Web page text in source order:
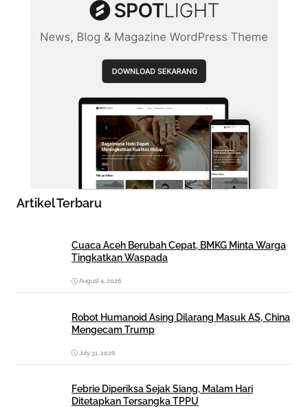
Artikel Terbaru
Cuaca Aceh Berubah Cepat, BMKG Minta Warga
Tingkatkan Waspada
August 4, 2026
Robot Humanoid Asing Dilarang Masuk AS, China
Mengecam Trump
July 31, 2026
Febrie Diperiksa Sejak Siang, Malam Hari
Ditetapkan Tersangka TPPU